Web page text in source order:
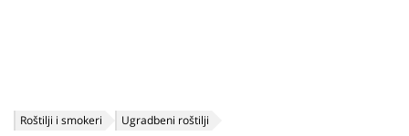
Roštilji i smokeri Ugradbeni roštilji